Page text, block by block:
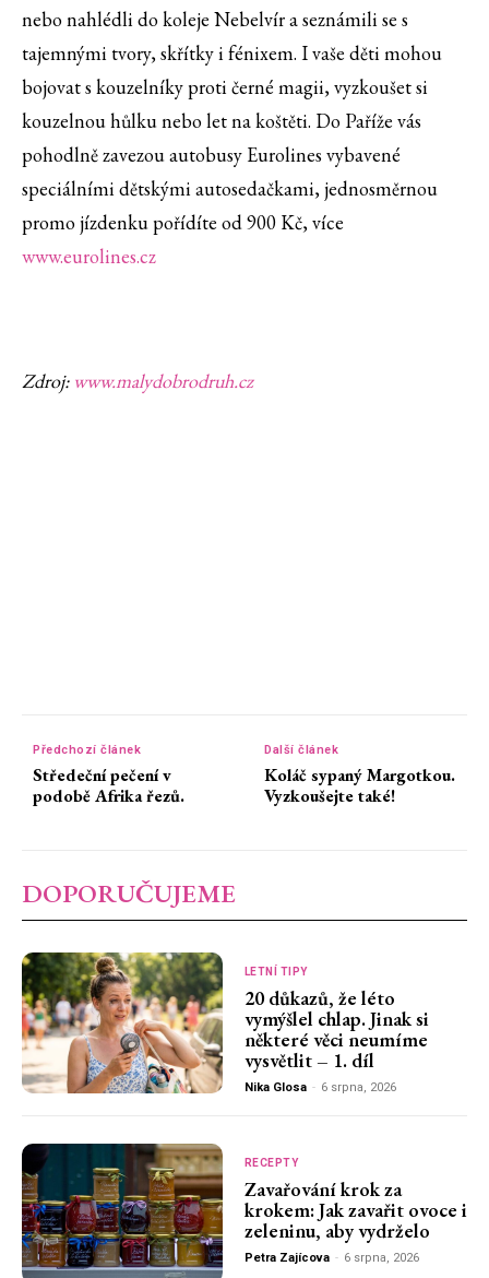
nebo nahlédli do koleje Nebelvír a seznámili se s
tajemnými tvory, skřítky i fénixem. I vaše děti mohou
bojovat s kouzelníky proti černé magii, vyzkoušet si
kouzelnou hůlku nebo let na koštěti. Do Paříže vás
pohodlně zavezou autobusy Eurolines vybavené
speciálními dětskými autosedačkami, jednosměrnou
promo jízdenku pořídíte od 900 Kč, více
www.eurolines.cz
Zdroj: www.malydobrodruh.cz
Předchozí článek
Středeční pečení v
podobě Afrika řezů.
Další článek
Koláč sypaný Margotkou.
Vyzkoušejte také!
DOPORUČUJEME
LETNÍ TIPY
20 důkazů, že léto
vymýšlel chlap. Jinak si
některé věci neumíme
vysvětlit – 1. díl
Nika Glosa - 6 srpna, 2026
RECEPTY
Zavařování krok za
krokem: Jak zavařit ovoce i
zeleninu, aby vydrželo
Petra Zajícova - 6 srpna, 2026